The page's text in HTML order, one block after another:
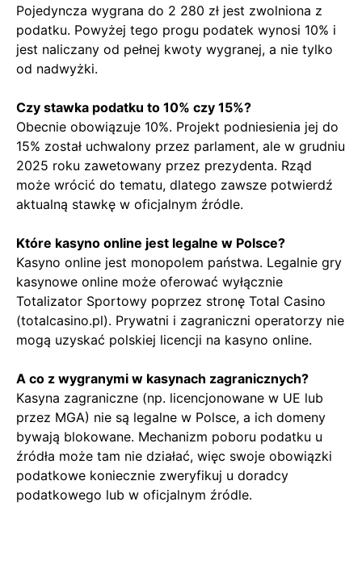
Pojedyncza wygrana do 2 280 zł jest zwolniona z
podatku. Powyżej tego progu podatek wynosi 10% i
jest naliczany od pełnej kwoty wygranej, a nie tylko
od nadwyżki.
Czy stawka podatku to 10% czy 15%?
Obecnie obowiązuje 10%. Projekt podniesienia jej do
15% został uchwalony przez parlament, ale w grudniu
2025 roku zawetowany przez prezydenta. Rząd
może wrócić do tematu, dlatego zawsze potwierdź
aktualną stawkę w oficjalnym źródle.
Które kasyno online jest legalne w Polsce?
Kasyno online jest monopolem państwa. Legalnie gry
kasynowe online może oferować wyłącznie
Totalizator Sportowy poprzez stronę Total Casino
(totalcasino.pl). Prywatni i zagraniczni operatorzy nie
mogą uzyskać polskiej licencji na kasyno online.
A co z wygranymi w kasynach zagranicznych?
Kasyna zagraniczne (np. licencjonowane w UE lub
przez MGA) nie są legalne w Polsce, a ich domeny
bywają blokowane. Mechanizm poboru podatku u
źródła może tam nie działać, więc swoje obowiązki
podatkowe koniecznie zweryfikuj u doradcy
podatkowego lub w oficjalnym źródle.